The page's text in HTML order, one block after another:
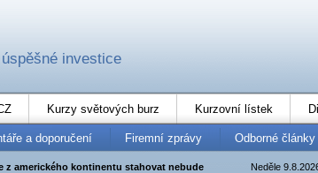
investice
Kurzy světových burz Kurzovní lístek
a doporučení Firemní zprávy Odborné články
Neděle
z amerického kontinentu stahovat nebude